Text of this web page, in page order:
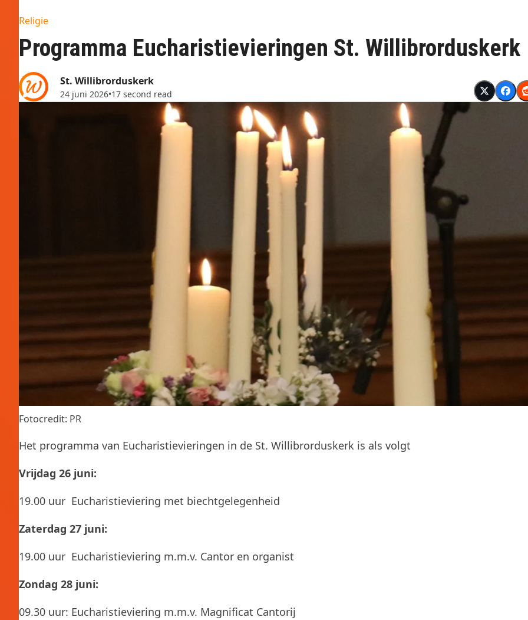
Religie
Programma Eucharistievieringen St. Willibrorduskerk
St. Willibrorduskerk
24 juni 2026•17 second read
Fotocredit: PR
Het programma van Eucharistievieringen in de St. Willibrorduskerk is als volgt
Vrijdag 26 juni:
19.00 uur Eucharistieviering met biechtgelegenheid
Zaterdag 27 juni:
19.00 uur Eucharistieviering m.m.v. Cantor en organist
Zondag 28 juni:
09.30 uur: Eucharistieviering m.m.v. Magnificat Cantorij